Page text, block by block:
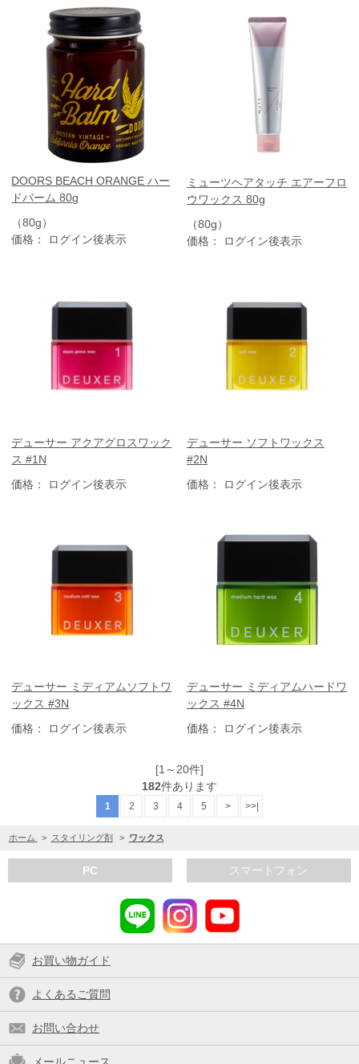
DOORS BEACH ORANGE ハー
ドバーム 80g
（80g）
価格： ログイン後表示
ミューツヘアタッチ エアーフロ
ウワックス 80g
（80g）
価格： ログイン後表示
デューサー アクアグロスワック
ス #1N
価格： ログイン後表示
デューサー ソフトワックス
#2N
価格： ログイン後表示
デューサー ミディアムソフトワ
ックス #3N
価格： ログイン後表示
デューサー ミディアムハードワ
ックス #4N
価格： ログイン後表示
[1～20件]
182件あります
1 2 3 4 5 > >>|
ホーム > スタイリング剤 > ワックス
スマートフォン
PC
お買い物ガイド
よくあるご質問
お問い合わせ
メールニュース